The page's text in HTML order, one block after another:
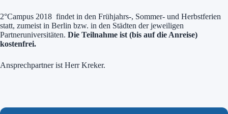
2°Campus 2018 findet in den Frühjahrs-, Sommer- und Herbstferien
statt, zumeist in Berlin bzw. in den Städten der jeweiligen
Partneruniversitäten. Die Teilnahme ist (bis auf die Anreise)
kostenfrei.
Ansprechpartner ist Herr Kreker.